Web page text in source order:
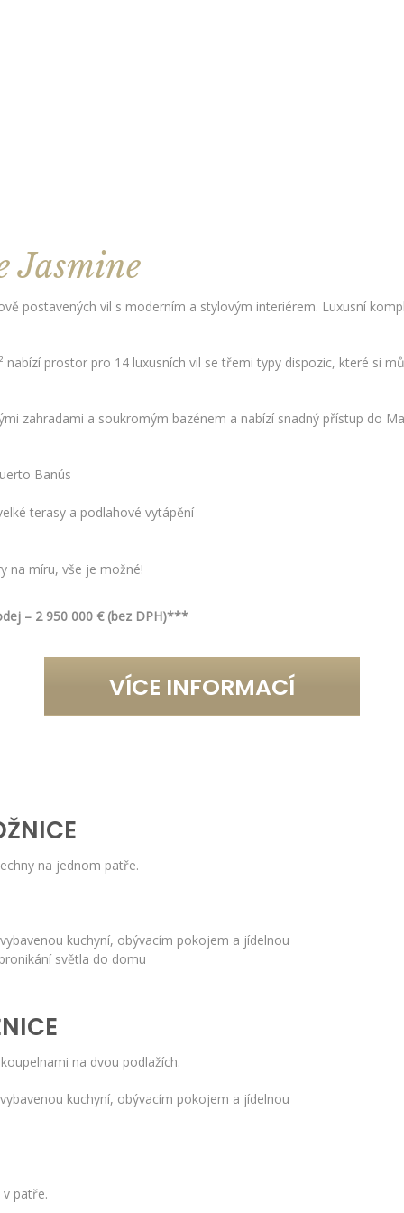
Jasmine
postavených vil s moderním a stylovým interiérem. Luxusní
nabízí prostor pro 14 luxusních vil se třemi typy dispozic, které si
zahradami a soukromým bazénem a nabízí snadný přístup do
Banús
terasy a podlahové vytápění
na míru, vše je možné!
– 2 950 000 € (bez DPH)***
VÍCE INFORMACÍ
na jednom patře.
kuchyní, obývacím pokojem a jídelnou
světla do domu
na dvou podlažích.
kuchyní, obývacím pokojem a jídelnou
patře.